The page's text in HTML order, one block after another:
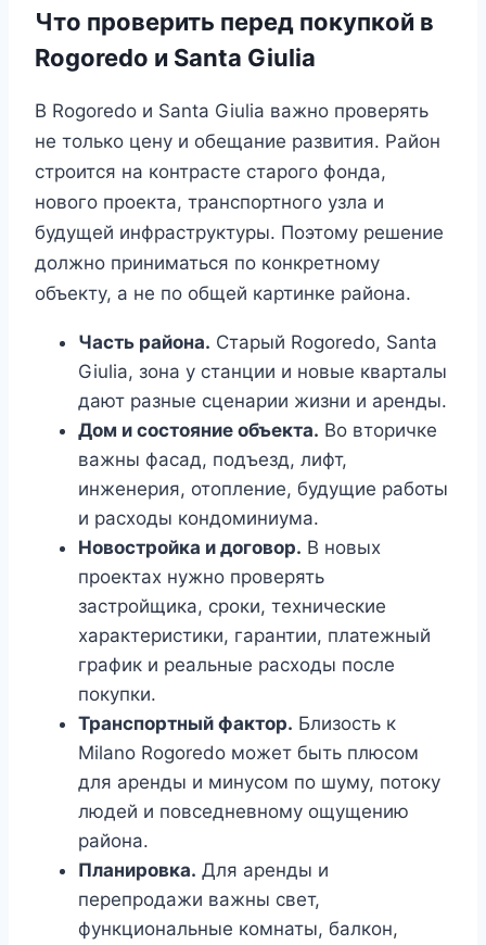
Что проверить перед покупкой в
Rogoredo и Santa Giulia
В Rogoredo и Santa Giulia важно проверять
не только цену и обещание развития. Район
строится на контрасте старого фонда,
нового проекта, транспортного узла и
будущей инфраструктуры. Поэтому решение
должно приниматься по конкретному
объекту, а не по общей картинке района.
Часть района. Старый Rogoredo, Santa
Giulia, зона у станции и новые кварталы
дают разные сценарии жизни и аренды.
Дом и состояние объекта. Во вторичке
важны фасад, подъезд, лифт,
инженерия, отопление, будущие работы
и расходы кондоминиума.
Новостройка и договор. В новых
проектах нужно проверять
застройщика, сроки, технические
характеристики, гарантии, платежный
график и реальные расходы после
покупки.
Транспортный фактор. Близость к
Milano Rogoredo может быть плюсом
для аренды и минусом по шуму, потоку
людей и повседневному ощущению
района.
Планировка. Для аренды и
перепродажи важны свет,
функциональные комнаты, балкон,